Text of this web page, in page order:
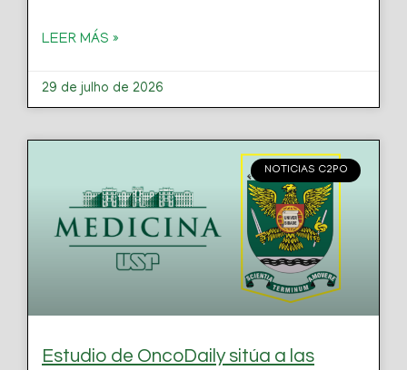
LEER MÁS »
29 de julho de 2026
NOTICIAS C2PO
Estudio de OncoDaily sitúa a las